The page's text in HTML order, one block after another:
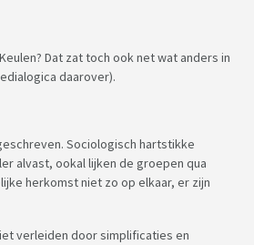
Dat zat toch ook net wat anders in
daarover).
Sociologisch hartstikke
alvast, ookal lijken de groepen qua
herkomst niet zo op elkaar, er zijn
verleiden door simplificaties en